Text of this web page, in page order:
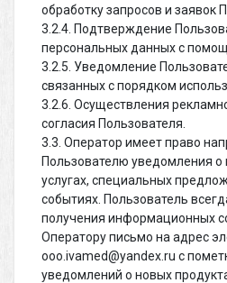
обработку запросов и заявок
3.2.4. Подтверждение
персональных данных с
3.2.5. Уведомление
связанных с порядком
3.2.6. Осуществления
согласия Пользователя.
3.3. Оператор имеет право
Пользователю уведомления о
услугах, специальных
событиях. Пользователь
получения информационных
Оператору письмо на адрес
ooo.ivamed@yandex.ru с
уведомлений о новых